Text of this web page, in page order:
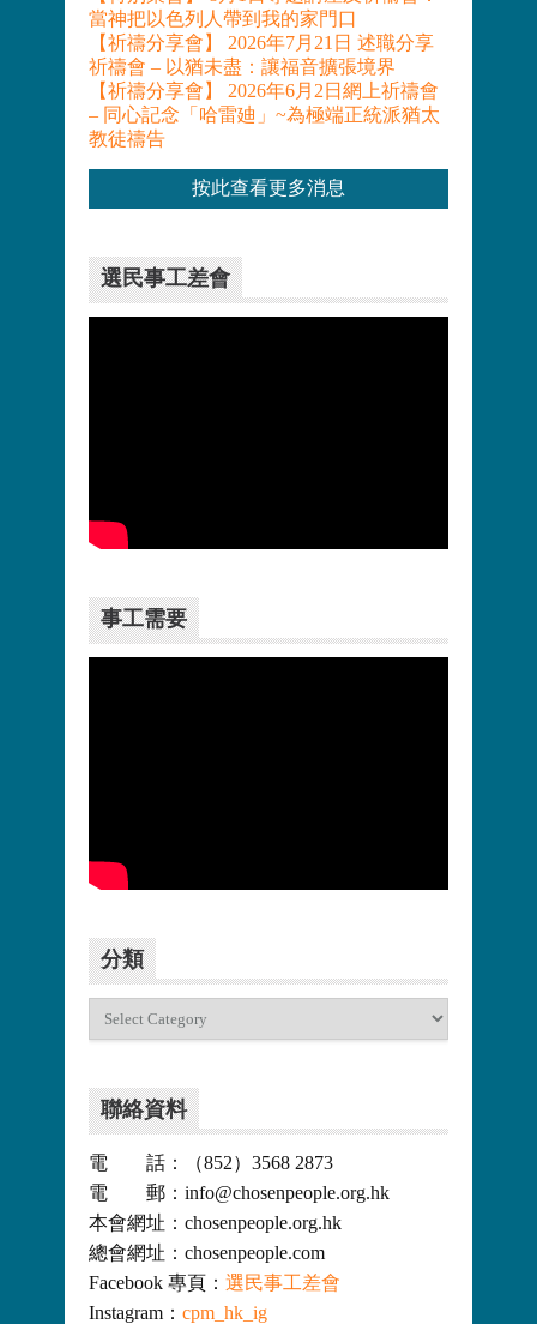
當神把以色列人帶到我的家門口
【祈禱分享會】 2026年7月21日 述職分享
祈禱會 – 以猶未盡：讓福音擴張境界
【祈禱分享會】 2026年6月2日網上祈禱會
– 同心記念「哈雷廸」~為極端正統派猶太
教徒禱告
按此查看更多消息
選民事工差會
事工需要
分類
聯絡資料
電 話：（852）3568 2873
電 郵：info@chosenpeople.org.hk
本會網址：chosenpeople.org.hk
總會網址：chosenpeople.com
Facebook 專頁： 選民事工差會
Instagram： cpm_hk_ig